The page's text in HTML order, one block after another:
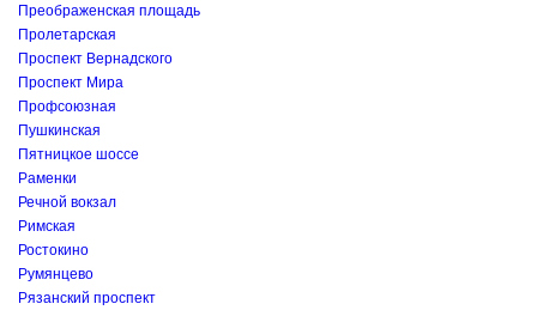
Преображенская площадь
Пролетарская
Проспект Вернадского
Проспект Мира
Профсоюзная
Пушкинская
Пятницкое шоссе
Раменки
Речной вокзал
Римская
Ростокино
Румянцево
Рязанский проспект